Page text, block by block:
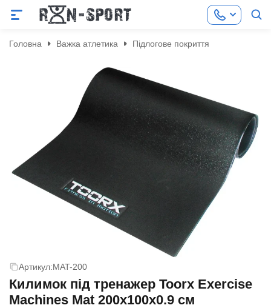
Головна Важка атлетика Підлогове покриття
Артикул:MAT-200
Килимок під тренажер Toorx Exercise
Machines Mat 200x100x0.9 см